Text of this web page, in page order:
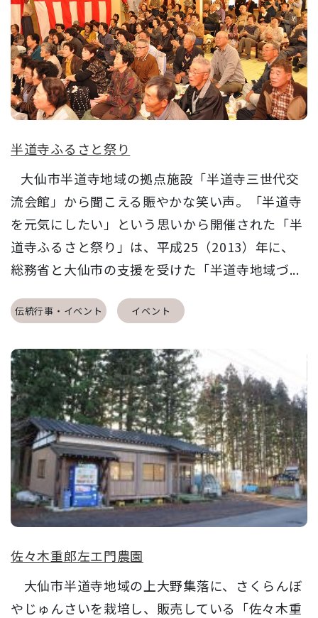
半道寺ふるさと祭り
大仙市半道寺地域の拠点施設「半道寺三世代交
流会館」から聞こえる賑やかな笑い声。「半道寺
を元気にしたい」という思いから開催された「半
道寺ふるさと祭り」は、平成25（2013）年に、
総務省と大仙市の支援を受けた「半道寺地域づ...
伝統行事・イベント イベント
佐々木重郎左エ門農園
大仙市半道寺地域の上大野集落に、さくらんぼ
やじゅんさいを栽培し、販売している「佐々木重